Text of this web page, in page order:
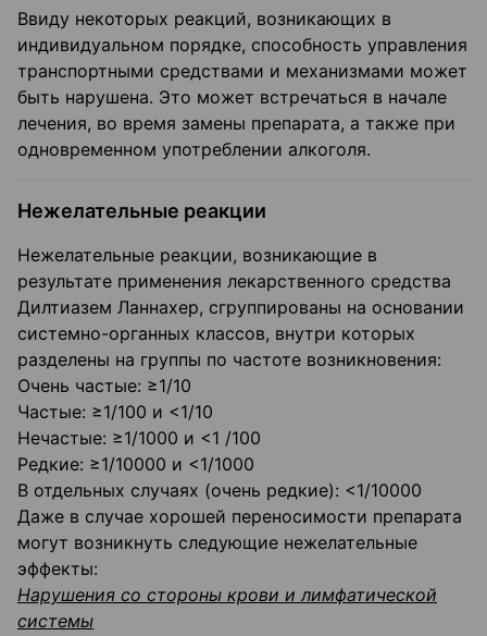
Ввиду некоторых реакций, возникающих в
индивидуальном порядке, способность управления
транспортными средствами и механизмами может
быть нарушена. Это может встречаться в начале
лечения, во время замены препарата, а также при
одновременном употреблении алкоголя.
Нежелательные реакции
Нежелательные реакции, возникающие в
результате применения лекарственного средства
Дилтиазем Ланнахер, сгруппированы на основании
системно-органных классов, внутри которых
разделены на группы по частоте возникновения:
Очень частые: ≥1/10
Частые: ≥1/100 и <1/10
Нечастые: ≥1/1000 и <1 /100
Редкие: ≥1/10000 и <1/1000
В отдельных случаях (очень редкие): <1/10000
Даже в случае хорошей переносимости препарата
могут возникнуть следующие нежелательные
эффекты:
Нарушения со стороны крови и лимфатической
системы